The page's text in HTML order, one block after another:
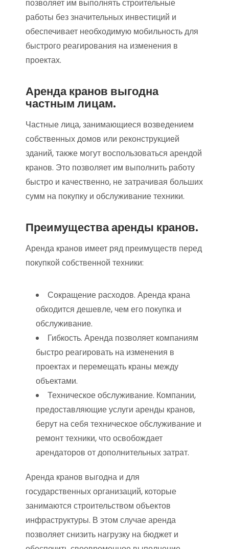
позволяет им выполнять строительные
работы без значительных инвестиций и
обеспечивает необходимую мобильность для
быстрого реагирования на изменения в
проектах.
Аренда кранов выгодна
частным лицам.
Частные лица, занимающиеся возведением
собственных домов или реконструкцией
зданий, также могут воспользоваться арендой
кранов. Это позволяет им выполнить работу
быстро и качественно, не затрачивая больших
сумм на покупку и обслуживание техники.
Преимущества аренды кранов.
Аренда кранов имеет ряд преимуществ перед
покупкой собственной техники:
Сокращение расходов. Аренда крана
обходится дешевле, чем его покупка и
обслуживание.
Гибкость. Аренда позволяет компаниям
быстро реагировать на изменения в
проектах и перемещать краны между
объектами.
Техническое обслуживание. Компании,
предоставляющие услуги аренды кранов,
берут на себя техническое обслуживание и
ремонт техники, что освобождает
арендаторов от дополнительных затрат.
Аренда кранов выгодна и для
государственных организаций, которые
занимаются строительством объектов
инфраструктуры. В этом случае аренда
позволяет снизить нагрузку на бюджет и